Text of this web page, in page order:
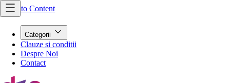
Skip to Content
Categorii
Clauze si conditii
Despre Noi
Contact